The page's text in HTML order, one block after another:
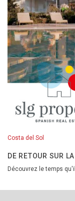
Costa del Sol
DE RETOUR SUR
Découvrez le temps